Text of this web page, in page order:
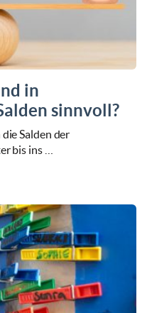
in
sinnvoll?
Salden der
bis ins …